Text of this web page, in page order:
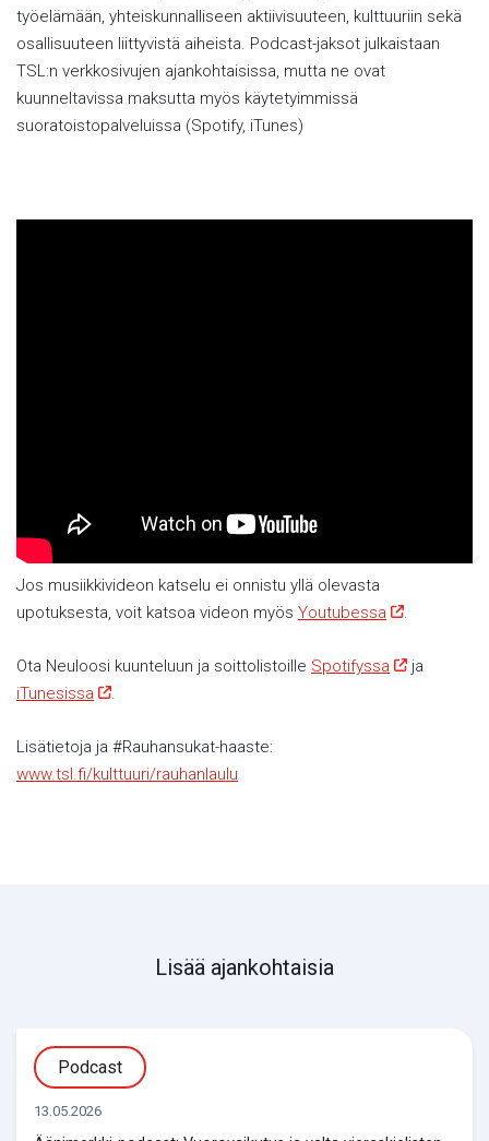
työelämään, yhteiskunnalliseen aktiivisuuteen, kulttuuriin sekä
osallisuuteen liittyvistä aiheista. Podcast-jaksot julkaistaan
TSL:n verkkosivujen ajankohtaisissa, mutta ne ovat
kuunneltavissa maksutta myös käytetyimmissä
suoratoistopalveluissa (Spotify, iTunes)
Jos musiikkivideon katselu ei onnistu yllä olevasta
upotuksesta, voit katsoa videon myös Youtubessa .
Ota Neuloosi kuunteluun ja soittolistoille Spotifyssa
ja
iTunesissa
.
Lisätietoja ja #Rauhansukat-haaste:
www.tsl.fi/kulttuuri/rauhanlaulu
Lisää ajankohtaisia
Podcast
13.05.2026